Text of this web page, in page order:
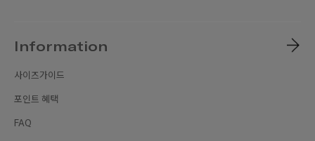
Information
사이즈가이드
포인트 혜택
FAQ